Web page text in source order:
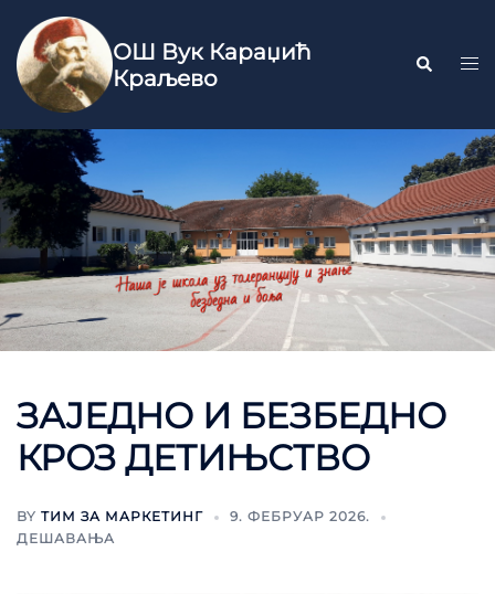
ОШ Вук Караџић
Краљево
ЗАЈЕДНО И БЕЗБЕДНО
КРОЗ ДЕТИЊСТВО
BY ТИМ ЗА МАРКЕТИНГ
9. ФЕБРУАР 2026.
ДЕШАВАЊА